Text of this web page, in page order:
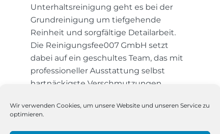
Wir verwenden Cookies, um unsere Website und unseren Service zu
optimieren.
Unterhaltsreinigung geht es bei der
Grundreinigung um tiefgehende
Reinheit und sorgfältige Detailarbeit.
Die Reinigungsfee007 GmbH setzt
dabei auf ein geschultes Team, das mit
professioneller Ausstattung selbst
hartnäckigste Verschmutzungen
führen wir die Grundreinigung unter